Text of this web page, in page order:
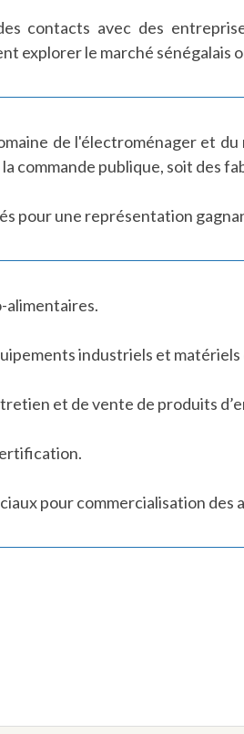
contacts avec des
explorer le marché sénégalais
de l'électroménager et
commande publique, soit des
pour une représentation
alimentaires.
industriels et matériels
et de vente de produits
pour commercialisation des